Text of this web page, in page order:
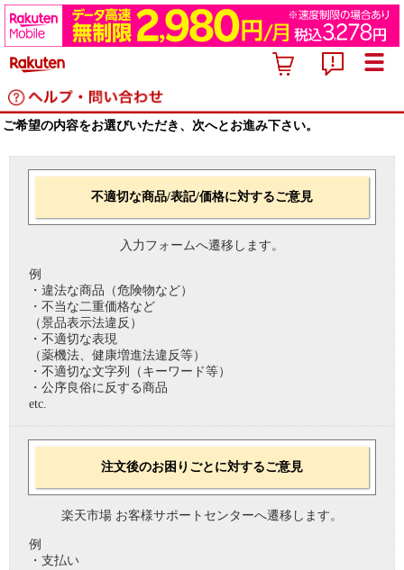
ご希望の内容をお選びいただき、次へとお進み下さい。
不適切な商品/表記/価格に対するご意見
入力フォームへ遷移します。
例
・違法な商品（危険物など）
・不当な二重価格など
（景品表示法違反）
・不適切な表現
（薬機法、健康増進法違反等）
・不適切な文字列（キーワード等）
・公序良俗に反する商品
etc.
注文後のお困りごとに対するご意見
楽天市場 お客様サポートセンターへ遷移します。
例
・支払い